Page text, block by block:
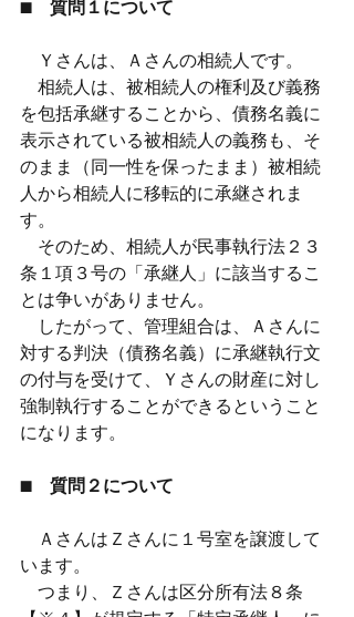
■　質問１について
Ｙさんは、Ａさんの相続人です。
相続人は、被相続人の権利及び義務
を包括承継することから、債務名義に
表示されている被相続人の義務も、そ
のまま（同一性を保ったまま）被相続
人から相続人に移転的に承継されま
す。
そのため、相続人が民事執行法２３
条１項３号の「承継人」に該当するこ
とは争いがありません。
したがって、管理組合は、Ａさんに
対する判決（債務名義）に承継執行文
の付与を受けて、Ｙさんの財産に対し
強制執行することができるということ
になります。
■　質問２について
ＡさんはＺさんに１号室を譲渡して
います。
つまり、Ｚさんは区分所有法８条